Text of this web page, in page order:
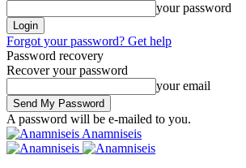
your password
Forgot your password? Get help
Password recovery
Recover your password
your email
A password will be e-mailed to you.
Anamniseis